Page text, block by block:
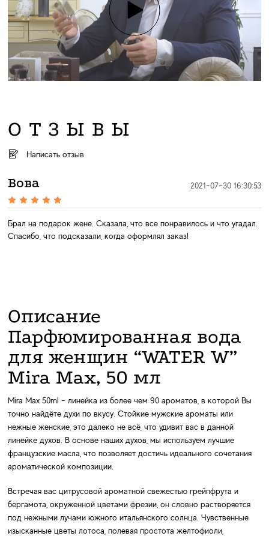
ОТЗЫВЫ
Написать отзыв
Вова 2021-07-30 16:30:53
Брал на подарок жене. Сказала, что все понравилось и что угадал.
Спасибо, что подсказали, когда оформлял заказ!
Описание
Парфюмированная вода
для женщин “WATER W”
Mira Max, 50 мл
Mira Max 50ml - линейка из более чем 90 ароматов, в которой Вы
точно найдёте духи по вкусу. Стойкие мужские ароматы или
нежные женские, это далеко не всё, что удивит вас в данной
линейке духов. В основе наших духов, мы используем лучшие
французские масла, что позволяет достичь идеального сочетания
ароматической композиции.
Встречая вас цитрусовой ароматной свежестью грейпфрута и
бергамота, окруженной цветами фрезии, он словно растворяется
под нежными лучами южного итальянского солнца. Чувственные
изысканные цветы лотоса, полевая простота желтофиоли,